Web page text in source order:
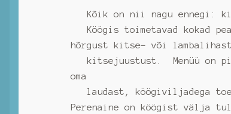
Kõik on nii nagu ennegi:
Köögis toimetavad kokad
hõrgust kitse- või
kitsejuustust. Menüü on
oma
laudast, köögiviljadega
Perenaine on köögist välja